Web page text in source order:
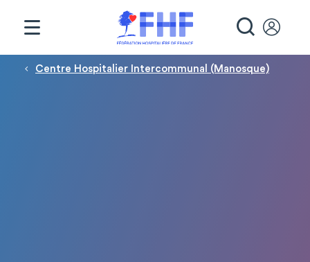
Fil d'Ariane
Centre Hospitalier Intercommunal (Manosque)
Panneau de gestion des cookies